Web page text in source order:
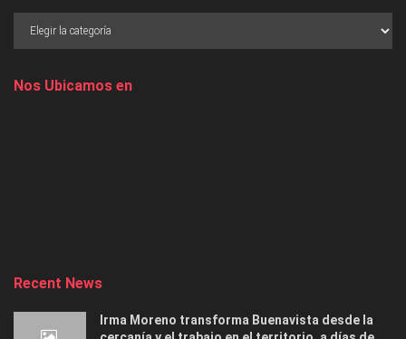
Nos Ubicamos en
Recent News
Irma Moreno transforma Buenavista desde la